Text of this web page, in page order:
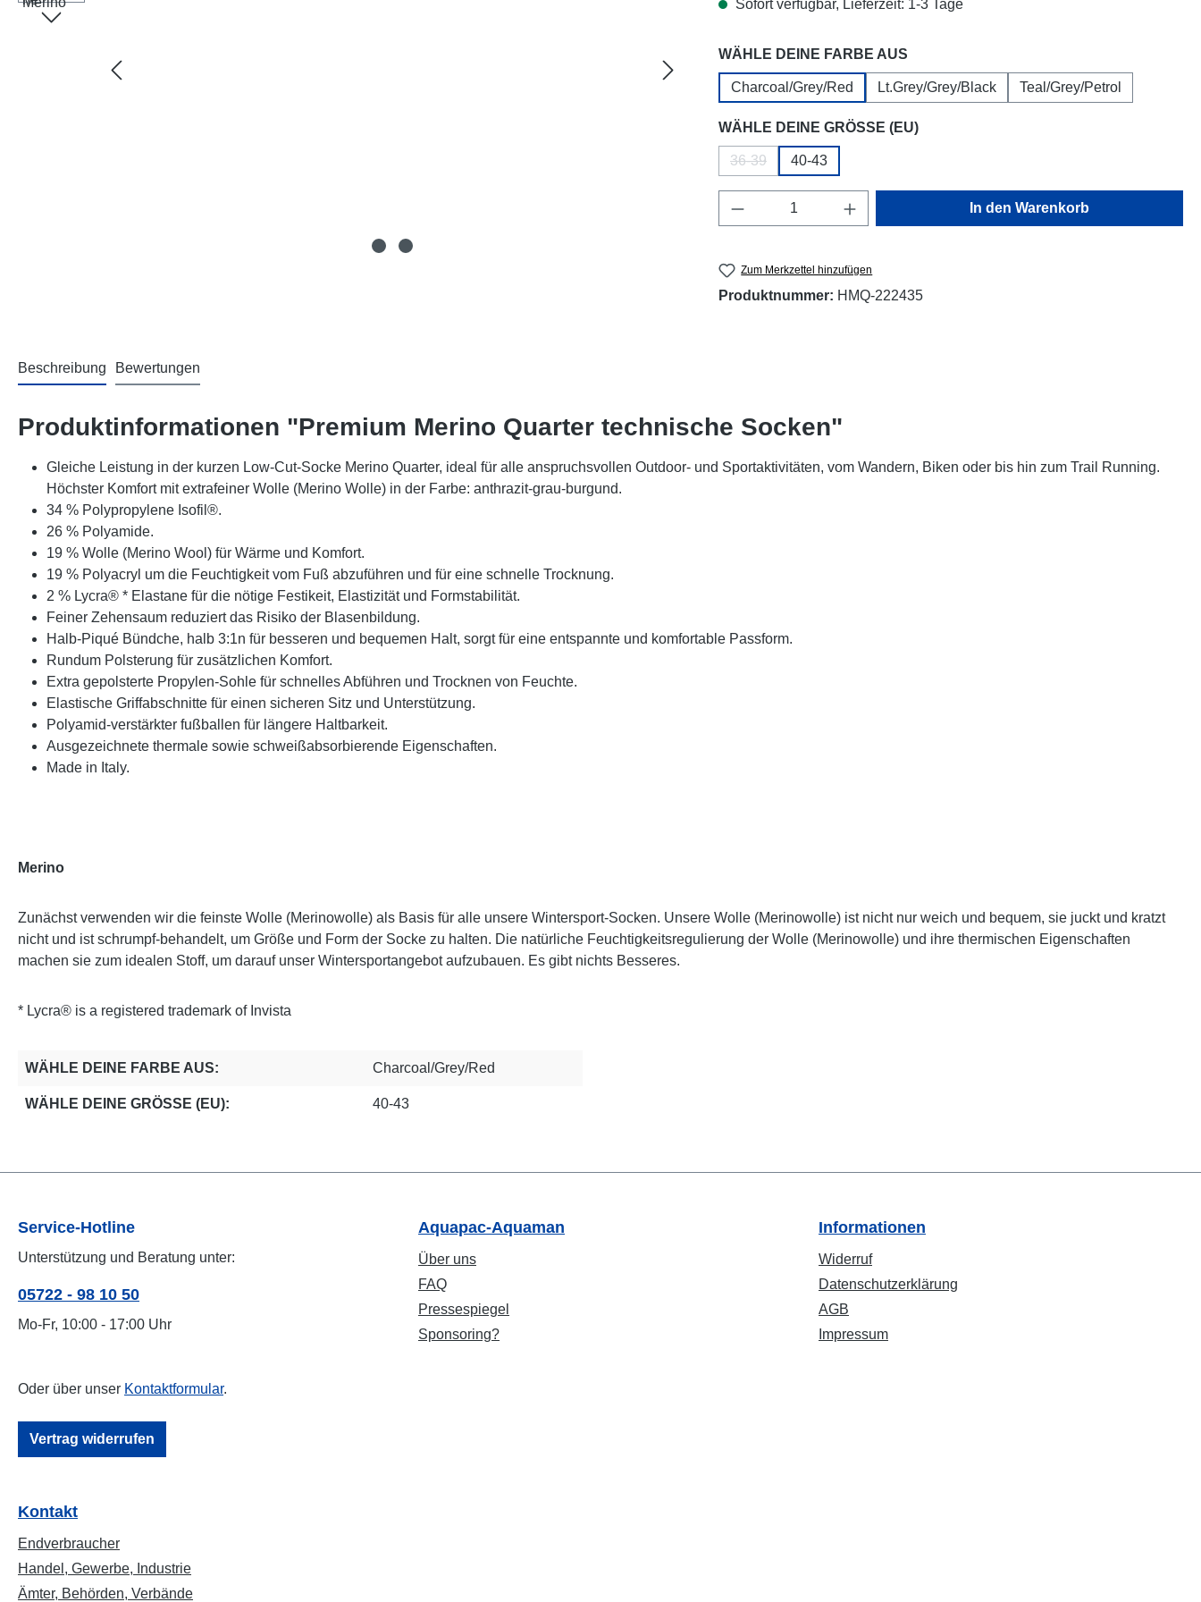
Sofort verfügbar, Lieferzeit: 1-3 Tage
WÄHLE DEINE FARBE AUS
Charcoal/Grey/Red Lt.Grey/Grey/Black Teal/Grey/Petrol
WÄHLE DEINE GRÖSSE (EU)auswählen
36-39
(Diese Option ist zurzeit nicht verfügbar.)
40-43
Produkt Anzahl: Gib den gewünschten Wert ein
In den Warenkorb
Zum Merkzettel hinzufügen
Produktnummer: HMQ-222435
Beschreibung Bewertungen
Produktinformationen "Premium Merino Quarter technische Socken"
Gleiche Leistung in der kurzen Low-Cut-Socke Merino Quarter, ideal für alle anspruchsvollen Outdoor- und Sportaktivitäten, vom Wandern, Biken oder bis hin zum Trail Running.
Höchster Komfort mit extrafeiner Wolle (Merino Wolle) in der Farbe: anthrazit-grau-burgund.
34 % Polypropylene Isofil®.
26 % Polyamide.
19 % Wolle (Merino Wool) für Wärme und Komfort.
19 % Polyacryl um die Feuchtigkeit vom Fuß abzuführen und für eine schnelle Trocknung.
2 % Lycra® * Elastane für die nötige Festikeit, Elastizität und Formstabilität.
Feiner Zehensaum reduziert das Risiko der Blasenbildung.
Halb-Piqué Bündche, halb 3:1n für besseren und bequemen Halt, sorgt für eine entspannte und komfortable Passform.
Rundum Polsterung für zusätzlichen Komfort.
Extra gepolsterte Propylen-Sohle für schnelles Abführen und Trocknen von Feuchte.
Elastische Griffabschnitte für einen sicheren Sitz und Unterstützung.
Polyamid-verstärkter fußballen für längere Haltbarkeit.
Ausgezeichnete thermale sowie schweißabsorbierende Eigenschaften.
Made in Italy.
Merino
Zunächst verwenden wir die feinste Wolle (Merinowolle) als Basis für alle unsere Wintersport-Socken. Unsere Wolle (Merinowolle) ist nicht nur weich und bequem, sie juckt und kratzt
nicht und ist schrumpf-behandelt, um Größe und Form der Socke zu halten. Die natürliche Feuchtigkeitsregulierung der Wolle (Merinowolle) und ihre thermischen Eigenschaften
machen sie zum idealen Stoff, um darauf unser Wintersportangebot aufzubauen. Es gibt nichts Besseres.
* Lycra® is a registered trademark of Invista
WÄHLE DEINE FARBE AUS: Charcoal/Grey/Red
WÄHLE DEINE GRÖSSE (EU): 40-43
Service-Hotline
Unterstützung und Beratung unter:
05722 - 98 10 50
Mo-Fr, 10:00 - 17:00 Uhr
Oder über unser Kontaktformular.
Vertrag widerrufen
Aquapac-Aquaman
Über uns
FAQ
Pressespiegel
Sponsoring?
Informationen
Widerruf
Datenschutzerklärung
AGB
Impressum
Kontakt
Endverbraucher
Handel, Gewerbe, Industrie
Ämter, Behörden, Verbände